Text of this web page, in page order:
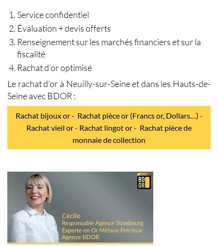
Service confidentiel
Évaluation + devis offerts
Renseignement sur les marchés financiers et sur la
fiscalité
Rachat d’or optimisé
Le rachat d’or à Neuilly-sur-Seineet dans les Hauts-de-
Seine avec BDOR :
Rachat bijoux or - Rachat pièce or (Francs or, Dollars…) -
Rachat vieil or - Rachat lingot or - Rachat pièce de
monnaie de collection